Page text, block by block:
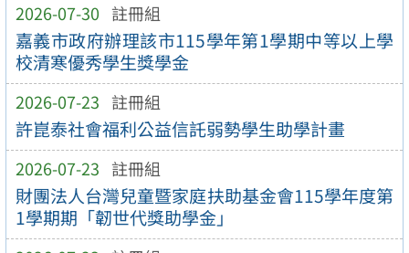
2026-07-30 註冊組
嘉義市政府辦理該市115學年第1學期中等以上學
校清寒優秀學生獎學金
2026-07-23 註冊組
許崑泰社會福利公益信託弱勢學生助學計畫
2026-07-23 註冊組
財團法人台灣兒童暨家庭扶助基金會115學年度第
1學期期「韌世代獎助學金」